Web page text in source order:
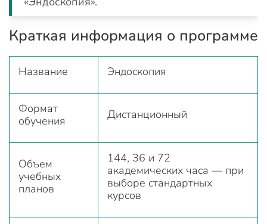
Краткая информация о программе
Название Эндоскопия
Формат
обучения
Дистанционный
Объем
учебных
планов
144, 36 и 72
академических часа — при
выборе стандартных
курсов